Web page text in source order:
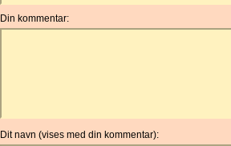
ANG
AOA
AUR
AWG
Din kommentar:
Dit navn (vises med din kommentar):